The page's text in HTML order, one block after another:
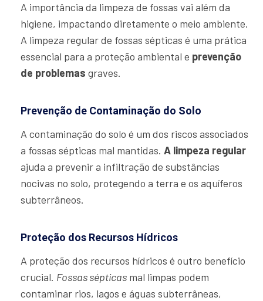
A importância da limpeza de fossas vai além da
higiene, impactando diretamente o meio ambiente.
A limpeza regular de fossas sépticas é uma prática
essencial para a proteção ambiental e prevenção
de problemas graves.
Prevenção de Contaminação do Solo
A contaminação do solo é um dos riscos associados
a fossas sépticas mal mantidas. A limpeza regular
ajuda a prevenir a infiltração de substâncias
nocivas no solo, protegendo a terra e os aquíferos
subterrâneos.
Proteção dos Recursos Hídricos
A proteção dos recursos hídricos é outro benefício
crucial. Fossas sépticas mal limpas podem
contaminar rios, lagos e águas subterrâneas,